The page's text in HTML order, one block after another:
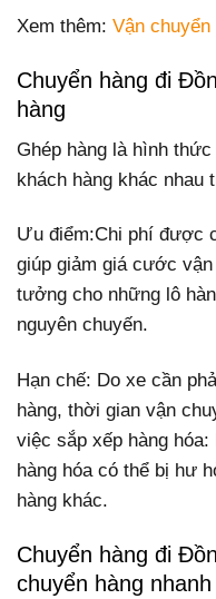
Xem thêm: Vận
Chuyển hàng đi
hàng
Ghép hàng là hình
khách hàng khác nhau
Ưu điểm:Chi phí được
giúp giảm giá cước
tưởng cho những lô
nguyên chuyến.
Hạn chế: Do xe cần
hàng, thời gian vận
việc sắp xếp hàng
hàng hóa có thể bị hư
hàng khác.
Chuyển hàng đi
chuyển hàng nhanh